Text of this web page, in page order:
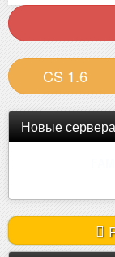
CS 1.6
Новые сервера